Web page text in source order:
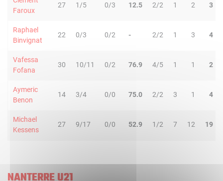
Faroux
27 1/5 0/3 12.5 2/2 1 2 3
Raphael
Binvignat
22 0/3 0/2 - 2/2 1 3 4
Vafessa
Fofana
30 10/11 0/2 76.9 4/5 1 1 2
Aymeric
Benon
14 3/4 0/0 75.0 2/2 3 1 4
Michael
Kessens
27 9/17 0/0 52.9 1/2 7 12 19
NANTERRE U21